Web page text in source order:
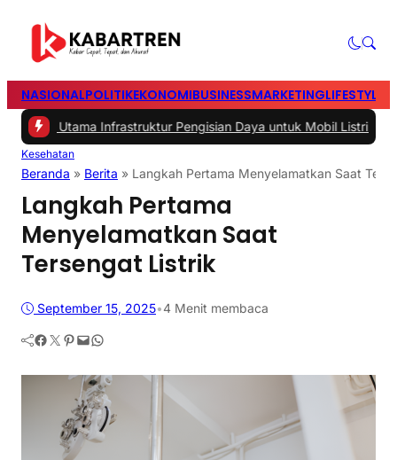
NASIONALPOLITIKEKONOMIBUSINESSMARKETINGLIFESTYLE
Utama Infrastruktur Pengisian Daya untuk Mobil Listrik yang Perlu
Kesehatan
Beranda » Berita » Langkah Pertama Menyelamatkan Saat
Langkah Pertama
Menyelamatkan Saat
Tersengat Listrik
September 15, 2025•4 Menit membaca
Facebook Twitter Pinterest Mail WhatsApp